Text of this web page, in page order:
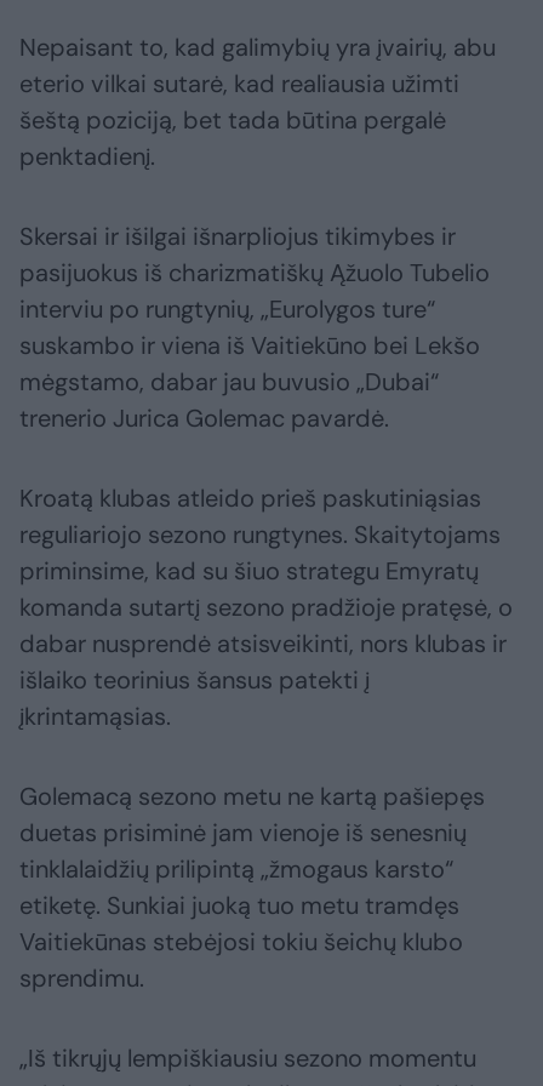
Nepaisant to, kad galimybių yra įvairių, abu
eterio vilkai sutarė, kad realiausia užimti
šeštą poziciją, bet tada būtina pergalė
penktadienį.
Skersai ir išilgai išnarpliojus tikimybes ir
pasijuokus iš charizmatiškų Ąžuolo Tubelio
interviu po rungtynių, „Eurolygos ture“
suskambo ir viena iš Vaitiekūno bei Lekšo
mėgstamo, dabar jau buvusio „Dubai“
trenerio Jurica Golemac pavardė.
Kroatą klubas atleido prieš paskutiniąsias
reguliariojo sezono rungtynes. Skaitytojams
priminsime, kad su šiuo strategu Emyratų
komanda sutartį sezono pradžioje pratęsė, o
dabar nusprendė atsisveikinti, nors klubas ir
išlaiko teorinius šansus patekti į
įkrintamąsias.
Golemacą sezono metu ne kartą pašiepęs
duetas prisiminė jam vienoje iš senesnių
tinklalaidžių prilipintą „žmogaus karsto“
etiketę. Sunkiai juoką tuo metu tramdęs
Vaitiekūnas stebėjosi tokiu šeichų klubo
sprendimu.
„Iš tikrųjų lempiškiausiu sezono momentu